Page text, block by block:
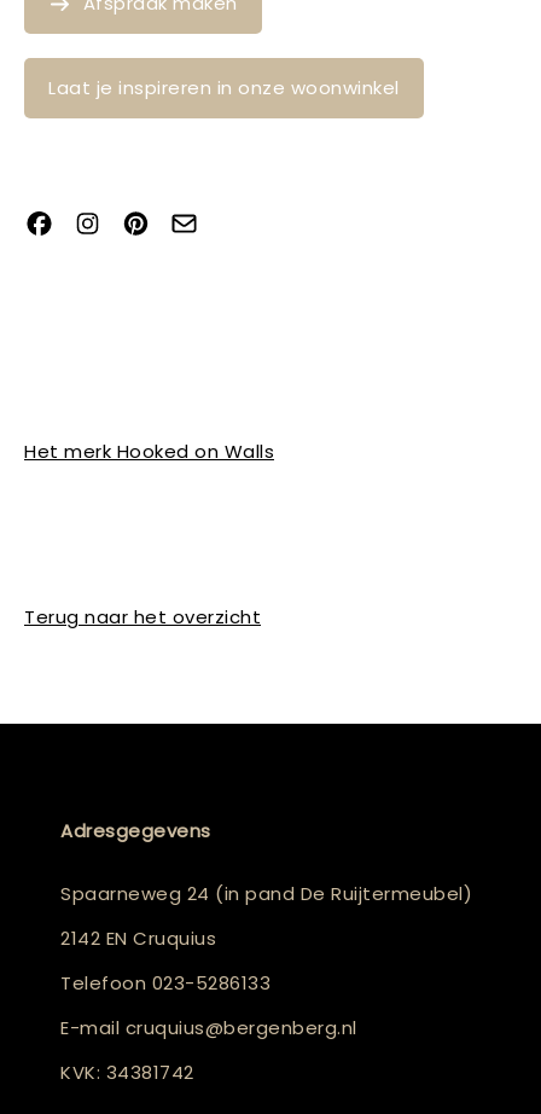
Laat je inspireren in onze woonwinkel
Het merk Hooked on Walls
Terug naar het overzicht
Adresgegevens
Spaarneweg 24 (in pand De Ruijtermeubel)
2142 EN Cruquius
Telefoon 023-5286133
E-mail cruquius@bergenberg.nl
KVK: 34381742